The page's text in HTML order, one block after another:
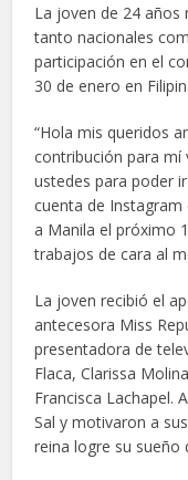
La joven de 24 años
tanto nacionales
participación en el
30 de enero en
“Hola mis queridos
contribución para mí
ustedes para poder
cuenta de Instagram
a Manila el próximo
trabajos de cara al
La joven recibió el
antecesora Miss
presentadora de
Flaca, Clarissa
Francisca Lachapel.
Sal y motivaron a
reina logre su sueño